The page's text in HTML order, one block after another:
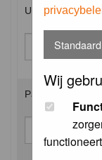
Wij
Username:
Password: